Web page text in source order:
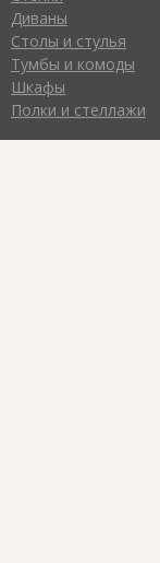
Диваны
Столы и стулья
Тумбы и комоды
Шкафы
Полки и стеллажи